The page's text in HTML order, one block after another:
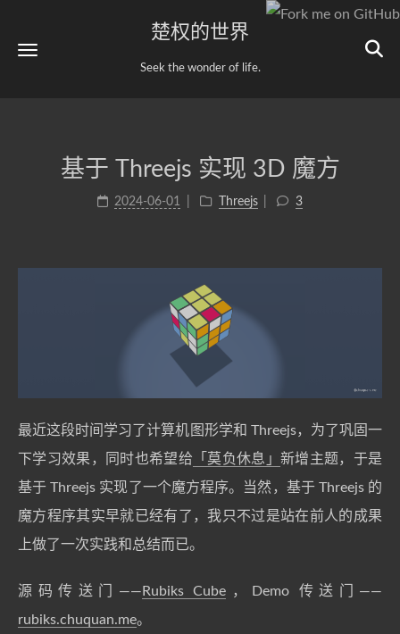
楚权的世界
Seek the wonder of life.
基于 Threejs 实现 3D 魔方
2024-06-01 Threejs 3
最近这段时间学习了计算机图形学和 Threejs，为了巩固一
下学习效果，同时也希望给 「莫负休息」 新增主题，于是
基于 Threejs 实现了一个魔方程序。当然，基于 Threejs 的
魔方程序其实早就已经有了，我只不过是站在前人的成果
上做了一次实践和总结而已。
源码传送门—— Rubiks Cube ，Demo 传送门——
rubiks.chuquan.me。